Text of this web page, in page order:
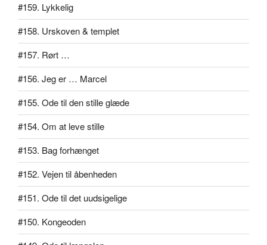
#159. Lykkelig
#158. Urskoven & templet
#157. Rørt …
#156. Jeg er … Marcel
#155. Ode til den stille glæde
#154. Om at leve stille
#153. Bag forhænget
#152. Vejen til åbenheden
#151. Ode til det uudsigelige
#150. Kongeoden